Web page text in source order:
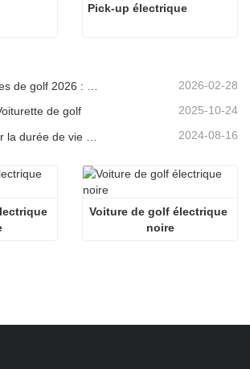
Pick-up électrique
2026-02-28
de golf 2025-10-24
2024-08-16
Voiture de golf électrique
noire